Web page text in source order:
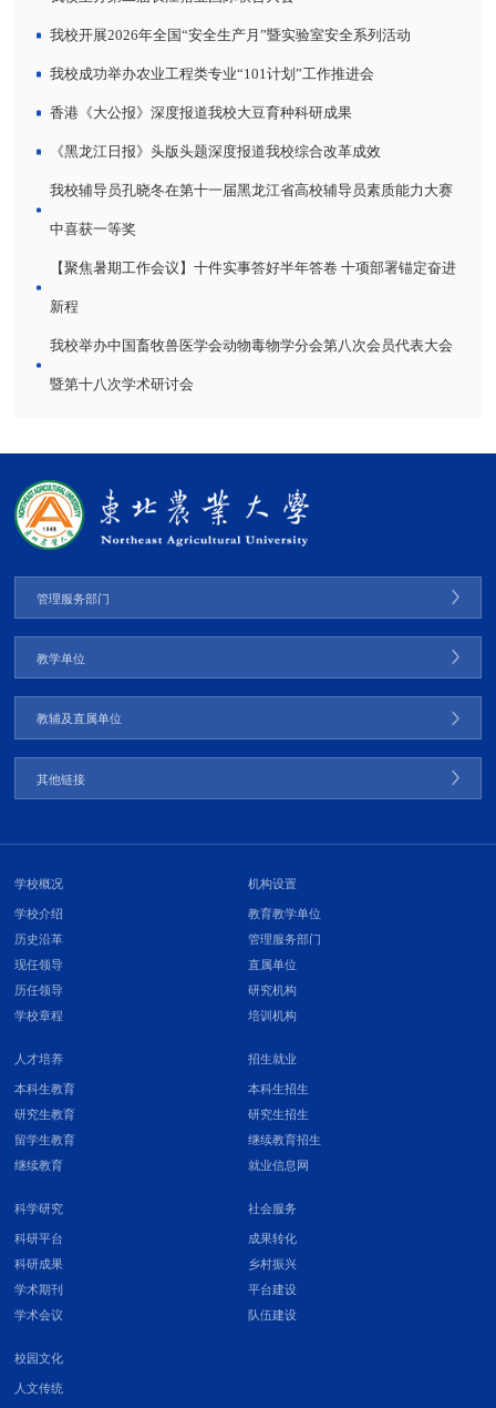
我校开展2026年全国“安全生产月”暨实验室安全系列活动
我校成功举办农业工程类专业“101计划”工作推进会
香港《大公报》深度报道我校大豆育种科研成果
《黑龙江日报》头版头题深度报道我校综合改革成效
我校辅导员孔晓冬在第十一届黑龙江省高校辅导员素质能力大赛
中喜获一等奖
【聚焦暑期工作会议】十件实事答好半年答卷 十项部署锚定奋进
新程
我校举办中国畜牧兽医学会动物毒物学分会第八次会员代表大会
暨第十八次学术研讨会
管理服务部门
教学单位
教辅及直属单位
其他链接
学校概况
学校介绍
历史沿革
现任领导
历任领导
学校章程
机构设置
教育教学单位
管理服务部门
直属单位
研究机构
培训机构
人才培养
本科生教育
研究生教育
留学生教育
继续教育
招生就业
本科生招生
研究生招生
继续教育招生
就业信息网
科学研究
科研平台
科研成果
学术期刊
学术会议
社会服务
成果转化
乡村振兴
平台建设
队伍建设
校园文化
人文传统